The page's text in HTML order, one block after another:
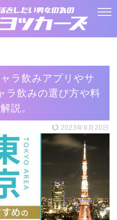
ラ飲みアプリやサ
ラ飲みの選び方や料
説。
2023年9月20日